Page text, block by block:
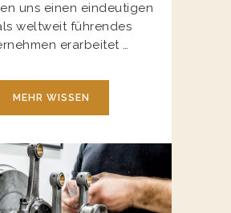
uns einen eindeutigen
weltweit führendes
erarbeitet …
MEHR WISSEN